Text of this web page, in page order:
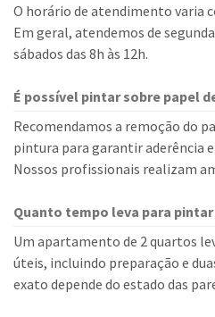
O horário de atendimento varia
Em geral, atendemos de
sábados das 8h às 12h.
É possível pintar sobre papel
Recomendamos a remoção do
pintura para garantir aderência
Nossos profissionais realizam
Quanto tempo leva para
Um apartamento de 2 quartos
úteis, incluindo preparação e
exato depende do estado das